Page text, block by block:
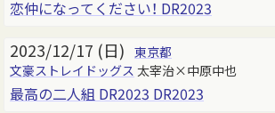
恋仲になってください！ DR2023
2023/12/17 (日) 東京都
文豪ストレイドッグス 太宰治×中原中也
最高の二人組 DR2023 DR2023